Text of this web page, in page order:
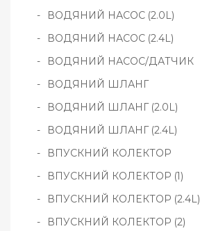
ВОДЯНИЙ НАСОС (2.0L)
ВОДЯНИЙ НАСОС (2.4L)
ВОДЯНИЙ НАСОС/ДАТЧИК
ВОДЯНИЙ ШЛАНГ
ВОДЯНИЙ ШЛАНГ (2.0L)
ВОДЯНИЙ ШЛАНГ (2.4L)
ВПУСКНИЙ КОЛЕКТОР
ВПУСКНИЙ КОЛЕКТОР (1)
ВПУСКНИЙ КОЛЕКТОР (2.4L)
ВПУСКНИЙ КОЛЕКТОР (2)